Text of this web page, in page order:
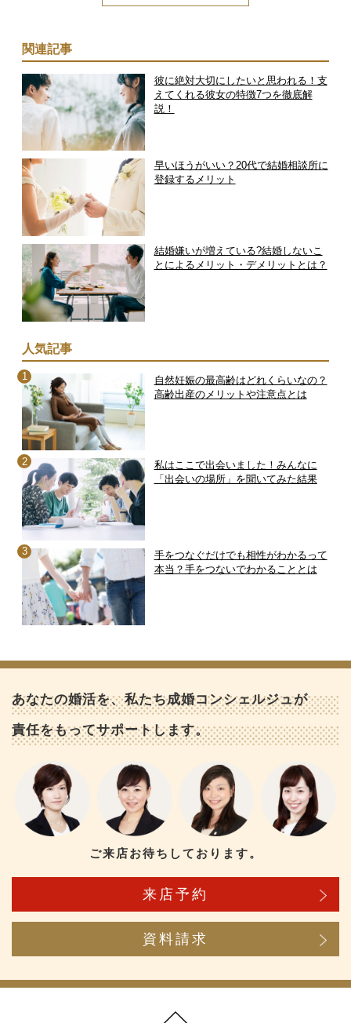
関連記事
彼に絶対大切にしたいと思われる！支
えてくれる彼女の特徴7つを徹底解
説！
早いほうがいい？20代で結婚相談所に
登録するメリット
結婚嫌いが増えている?結婚しないこ
とによるメリット・デメリットとは？
人気記事
自然妊娠の最高齢はどれくらいなの？
高齢出産のメリットや注意点とは
私はここで出会いました！みんなに
「出会いの場所」を聞いてみた結果
手をつなぐだけでも相性がわかるって
本当？手をつないでわかることとは
あなたの婚活を、私たち成婚コンシェルジュが
責任をもってサポートします。
ご来店お待ちしております。
来店予約
資料請求